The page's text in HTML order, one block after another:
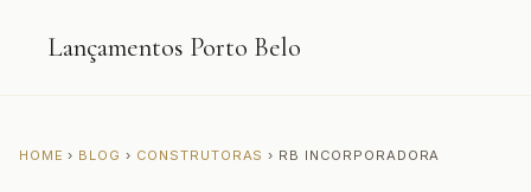
Lançamentos Porto Belo
HOME › BLOG › CONSTRUTORAS › RB INCORPORADORA